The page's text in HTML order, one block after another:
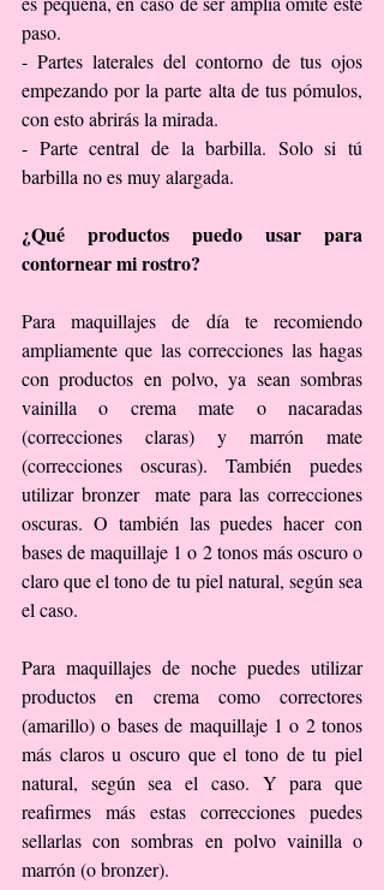
paso.
- Partes laterales del contorno de tus ojos
empezando por la parte alta de tus pómulos,
con esto abrirás la mirada.
- Parte central de la barbilla. Solo si tú
barbilla no es muy alargada.
¿Qué productos puedo usar para
contornear mi rostro?
Para maquillajes de día te recomiendo
ampliamente que las correcciones las hagas
con productos en polvo, ya sean sombras
vainilla o crema mate o nacaradas
(correcciones claras) y marrón mate
(correcciones oscuras). También puedes
utilizar bronzer  mate para las correcciones
oscuras. O también las puedes hacer con
bases de maquillaje 1 o 2 tonos más oscuro o
claro que el tono de tu piel natural, según sea
el caso.
Para maquillajes de noche puedes utilizar
productos en crema como correctores
(amarillo) o bases de maquillaje 1 o 2 tonos
más claros u oscuro que el tono de tu piel
natural, según sea el caso. Y para que
reafirmes más estas correcciones puedes
sellarlas con sombras en polvo vainilla o
marrón (o bronzer).